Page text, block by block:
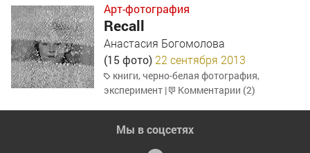
Арт-фотография
Recall
Анастасия Богомолова
(15 фото) 22 сентября 2013
книги, черно-белая фотография,
эксперимент | Комментарии (2)
Мы в соцсетях